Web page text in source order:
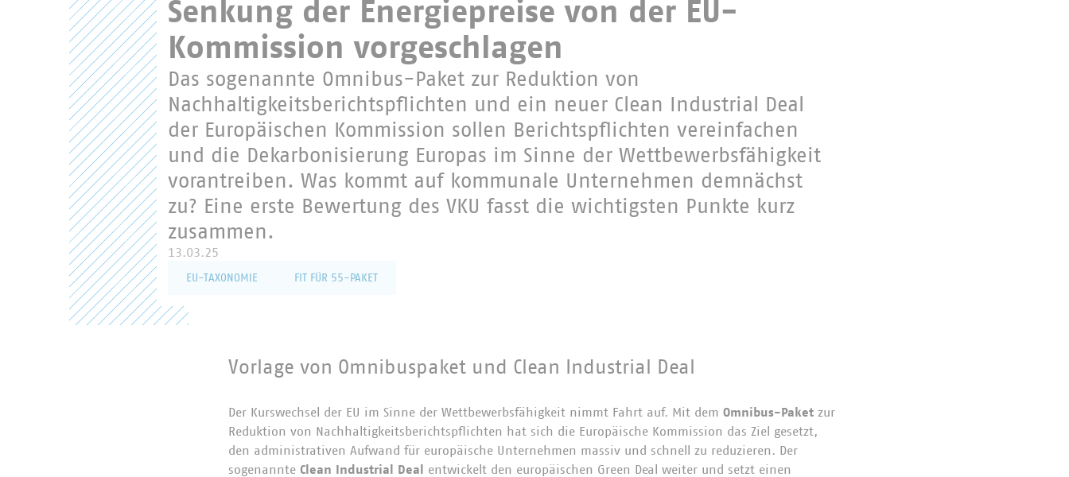
Benutzername
Passwort
Senkung der Energiepreise von der EU-
Kommission vorgeschlagen
Das sogenannte Omnibus-Paket zur Reduktion von
Nachhaltigkeitsberichtspflichten und ein neuer Clean Industrial Deal
der Europäischen Kommission sollen Berichtspflichten vereinfachen
und die Dekarbonisierung Europas im Sinne der Wettbewerbsfähigkeit
vorantreiben. Was kommt auf kommunale Unternehmen demnächst
zu? Eine erste Bewertung des VKU fasst die wichtigsten Punkte kurz
zusammen.
13.03.25
EU-TAXONOMIE FIT FÜR 55-PAKET
Vorlage von Omnibuspaket und Clean Industrial Deal
Der Kurswechsel der EU im Sinne der Wettbewerbsfähigkeit nimmt Fahrt auf. Mit dem Omnibus-Paket zur
Reduktion von Nachhaltigkeitsberichtspflichten hat sich die Europäische Kommission das Ziel gesetzt,
den administrativen Aufwand für europäische Unternehmen massiv und schnell zu reduzieren. Der
sogenannte Clean Industrial Deal
entwickelt den europäischen Green Deal weiter und setzt einen